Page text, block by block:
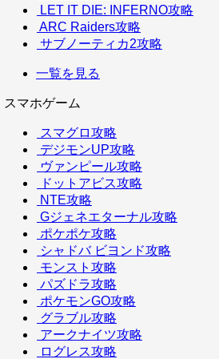
LET IT DIE: INFERNO攻略
ARC Raiders攻略
サブノーティカ2攻略
一覧を見る
スマホゲーム
スマグロ攻略
デジモンUP攻略
ヴァンピール攻略
ドットアビス攻略
NTE攻略
Gジェネエターナル攻略
ポケポケ攻略
シャドバ ビヨンド攻略
モンスト攻略
パズドラ攻略
ポケモンGO攻略
グラブル攻略
アークナイツ攻略
ログレス攻略